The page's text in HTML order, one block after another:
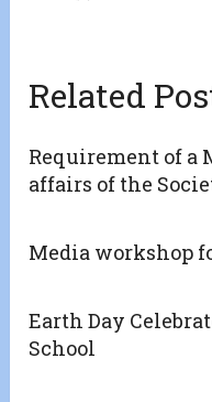
Related
Requirement of a
affairs of the
Media workshop
Earth Day
School